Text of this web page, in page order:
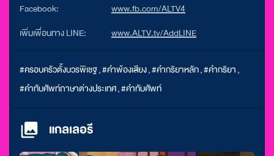
Facebook:
www.fb.com/ALTV4
เพิ่มเพื่อนทาง LINE:
www.ALTV.tv/AddLINE
#ครอบครัวตั้งบวรพิเชฐ,#คำพ้องเสียง,#คำกริยาหลัก,#คำกริยา,
#คำทับศัพท์ภาษาต่างประเทศ,#คำทับศัพท์
แกลเลอรี